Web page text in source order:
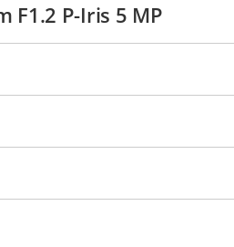
F1.2 P-Iris 5 MP